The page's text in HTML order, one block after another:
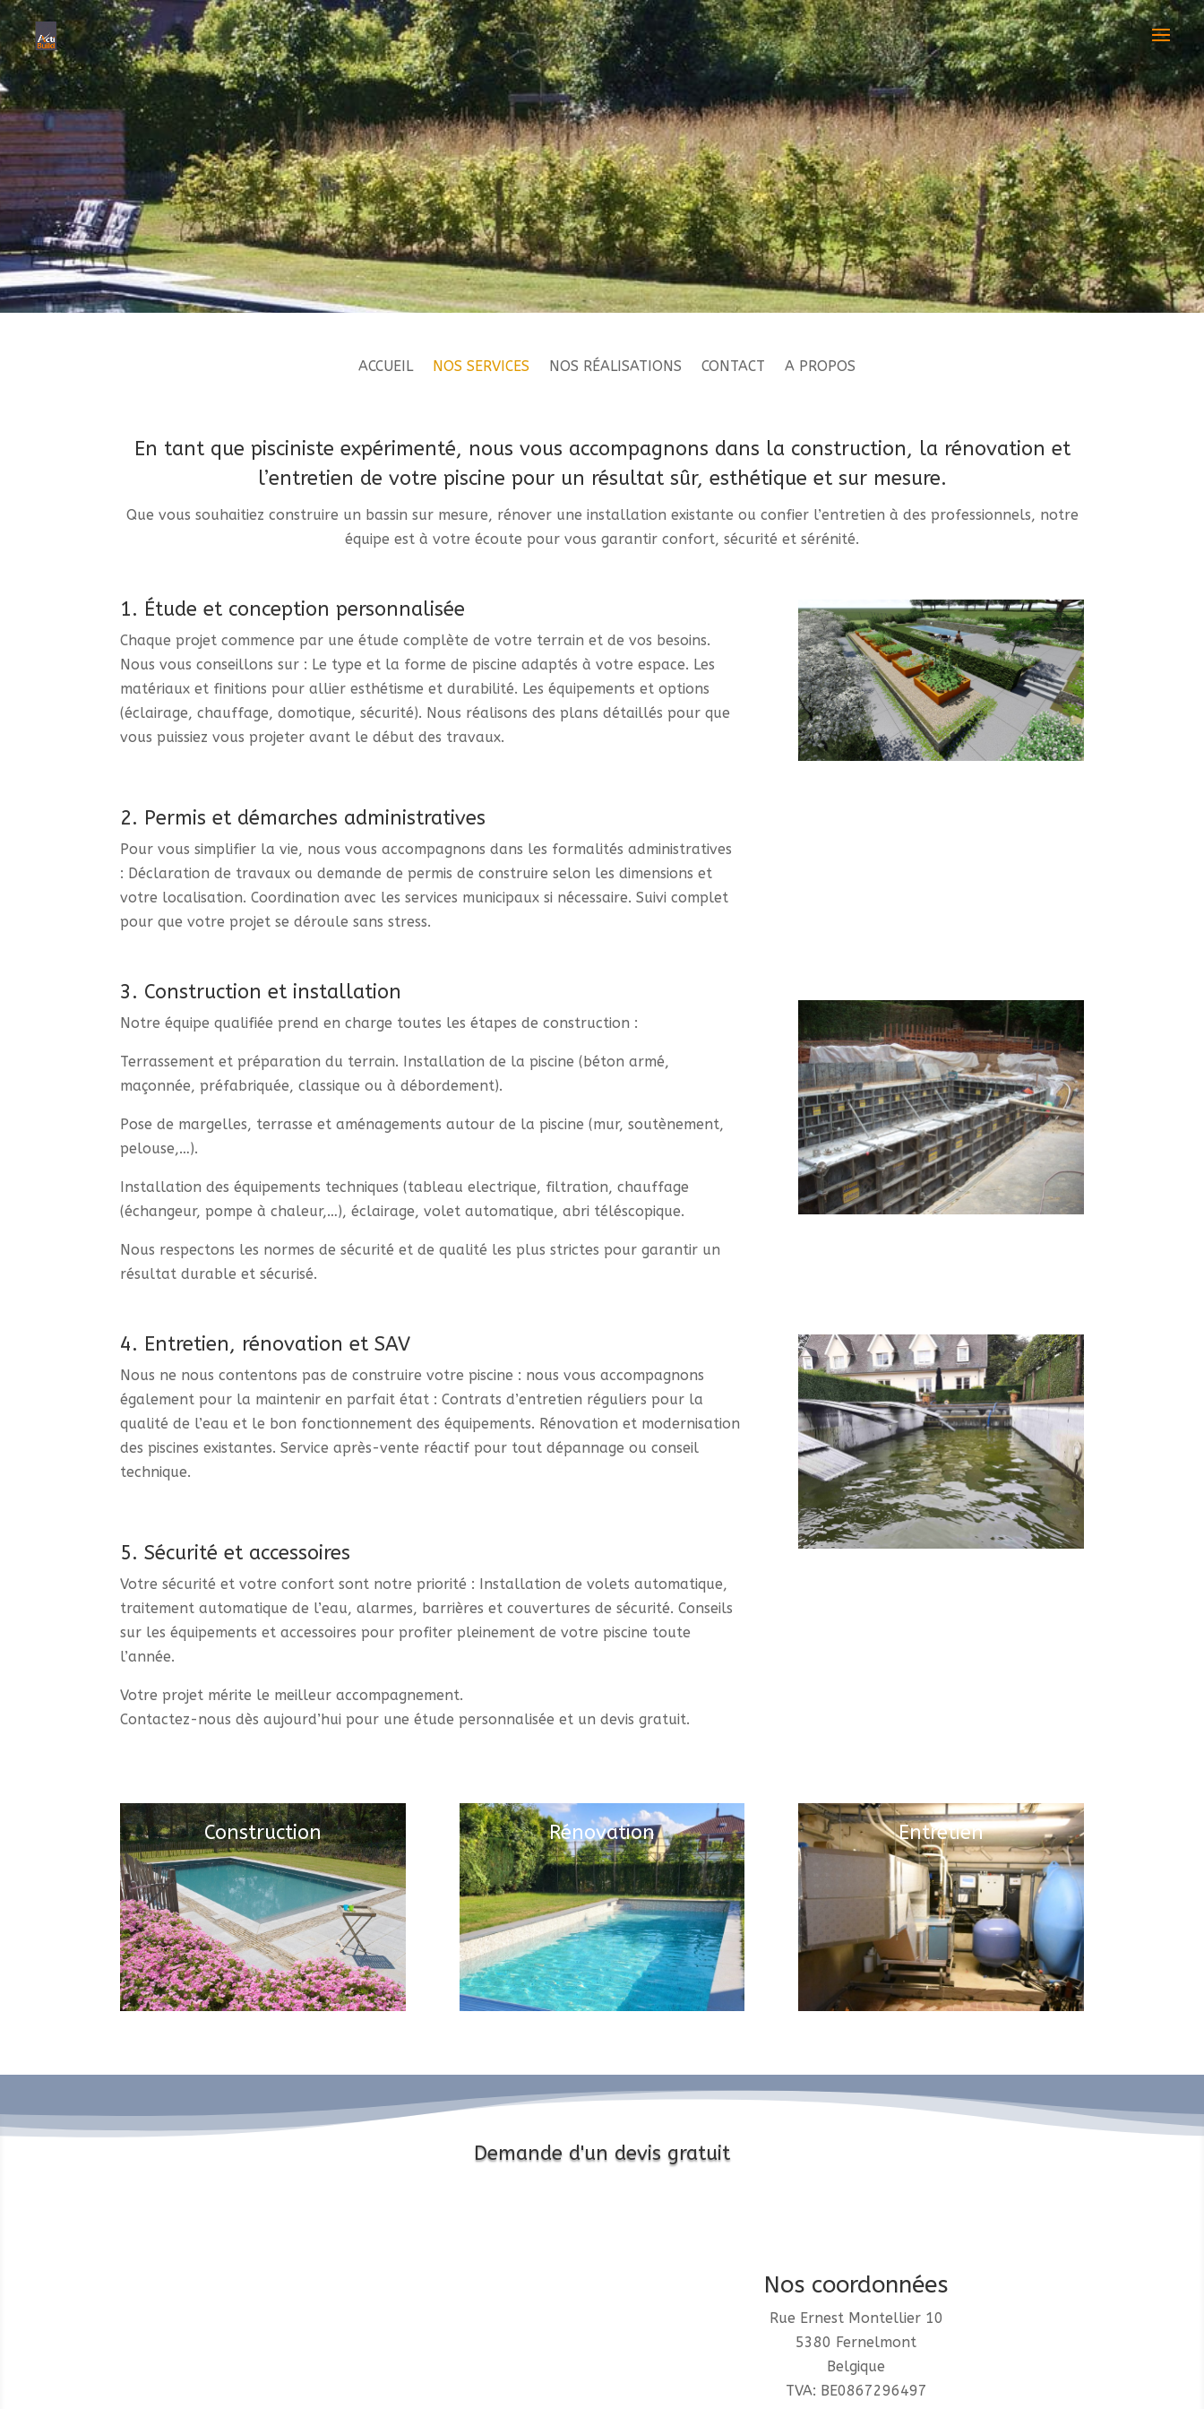
ACCUEIL NOS SERVICES NOS RÉALISATIONS CONTACT A PROPOS
En tant que pisciniste expérimenté, nous vous accompagnons dans la construction, la rénovation et
l’entretien de votre piscine pour un résultat sûr, esthétique et sur mesure.
Que vous souhaitiez construire un bassin sur mesure, rénover une installation existante ou confier l’entretien à des professionnels, notre
équipe est à votre écoute pour vous garantir confort, sécurité et sérénité.
1. Étude et conception personnalisée
Chaque projet commence par une étude complète de votre terrain et de vos besoins.
Nous vous conseillons sur : Le type et la forme de piscine adaptés à votre espace. Les
matériaux et finitions pour allier esthétisme et durabilité. Les équipements et options
(éclairage, chauffage, domotique, sécurité). Nous réalisons des plans détaillés pour que
vous puissiez vous projeter avant le début des travaux.
2. Permis et démarches administratives
Pour vous simplifier la vie, nous vous accompagnons dans les formalités administratives
: Déclaration de travaux ou demande de permis de construire selon les dimensions et
votre localisation. Coordination avec les services municipaux si nécessaire. Suivi complet
pour que votre projet se déroule sans stress.
3. Construction et installation
Notre équipe qualifiée prend en charge toutes les étapes de construction :
Terrassement et préparation du terrain. Installation de la piscine (béton armé,
maçonnée, préfabriquée, classique ou à débordement).
Pose de margelles, terrasse et aménagements autour de la piscine (mur, soutènement,
pelouse,…).
Installation des équipements techniques (tableau electrique, filtration, chauffage
(échangeur, pompe à chaleur,…), éclairage, volet automatique, abri téléscopique.
Nous respectons les normes de sécurité et de qualité les plus strictes pour garantir un
résultat durable et sécurisé.
4. Entretien, rénovation et SAV
Nous ne nous contentons pas de construire votre piscine : nous vous accompagnons
également pour la maintenir en parfait état : Contrats d’entretien réguliers pour la
qualité de l’eau et le bon fonctionnement des équipements. Rénovation et modernisation
des piscines existantes. Service après-vente réactif pour tout dépannage ou conseil
technique.
5. Sécurité et accessoires
Votre sécurité et votre confort sont notre priorité : Installation de volets automatique,
traitement automatique de l’eau, alarmes, barrières et couvertures de sécurité. Conseils
sur les équipements et accessoires pour profiter pleinement de votre piscine toute
l’année.
Votre projet mérite le meilleur accompagnement.
Contactez-nous dès aujourd’hui pour une étude personnalisée et un devis gratuit.
Construction Rénovation Entretien
Demande d'un devis gratuit
Nos coordonnées
Rue Ernest Montellier 10
5380 Fernelmont
Belgique
TVA: BE0867296497